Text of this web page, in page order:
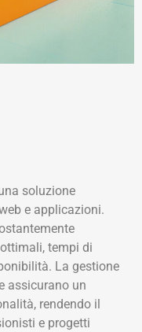
soluzione
e applicazioni.
tempi di
La gestione
assicurano un
rendendo il
e progetti